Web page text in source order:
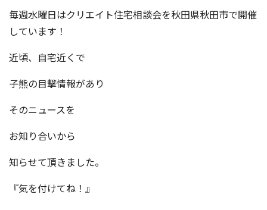
毎週水曜日はクリエイト住宅相談会を秋田県秋田市で開催
しています！
近頃、自宅近くで
子熊の目撃情報があり
そのニュースを
お知り合いから
知らせて頂きました。
『気を付けてね！』